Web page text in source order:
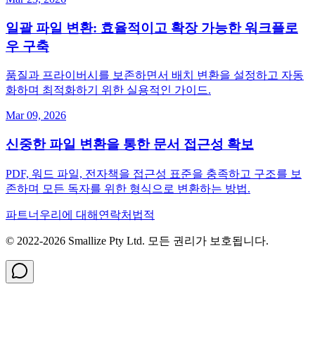
일괄 파일 변환: 효율적이고 확장 가능한 워크플로
우 구축
품질과 프라이버시를 보존하면서 배치 변환을 설정하고 자동
화하며 최적화하기 위한 실용적인 가이드.
Mar 09, 2026
신중한 파일 변환을 통한 문서 접근성 확보
PDF, 워드 파일, 전자책을 접근성 표준을 충족하고 구조를 보
존하며 모든 독자를 위한 형식으로 변환하는 방법.
파트너 우리에 대해 연락처 법적
© 2022-2026 Smallize Pty Ltd. 모든 권리가 보호됩니다.